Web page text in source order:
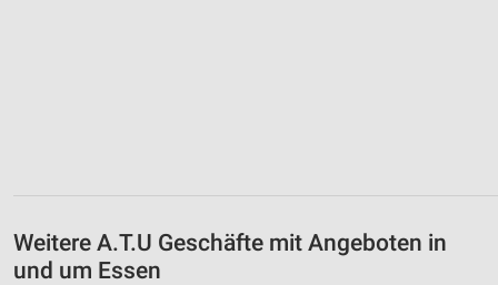
Weitere A.T.U Geschäfte mit Angeboten in
und um Essen